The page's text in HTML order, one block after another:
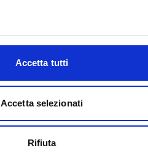
Accetta tutti
Accetta selezionati
Rifiuta